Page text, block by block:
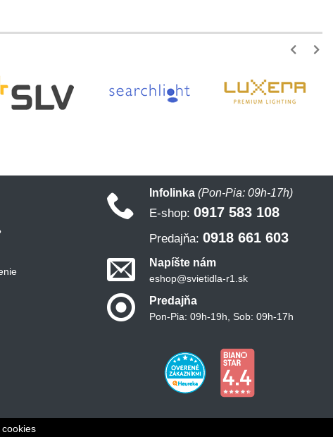
Infolinka (Pon-Pia: 09h-17h)
E-shop: 0917 583 108
Predajňa: 0918 661 603
Napíšte nám
eshop@svietidla-r1.sk
Predajňa
Pon-Pia: 09h-19h, Sob: 09h-17h